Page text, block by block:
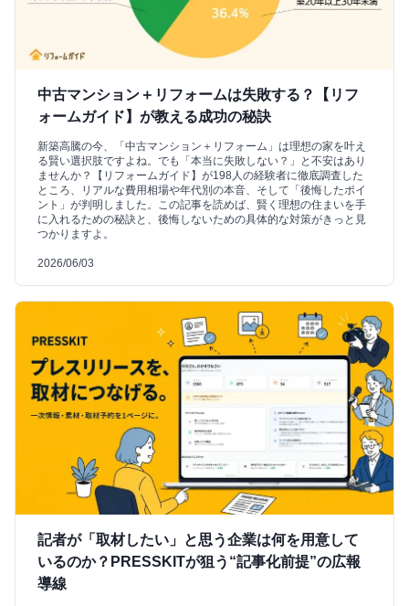
中古マンション＋リフォームは失敗する？【リフ
ォームガイド】が教える成功の秘訣
新築高騰の今、「中古マンション＋リフォーム」は理想の家を叶え
る賢い選択肢ですよね。でも「本当に失敗しない？」と不安はあり
ませんか？【リフォームガイド】が198人の経験者に徹底調査した
ところ、リアルな費用相場や年代別の本音、そして「後悔したポイ
ント」が判明しました。この記事を読めば、賢く理想の住まいを手
に入れるための秘訣と、後悔しないための具体的な対策がきっと見
つかりますよ。
2026/06/03
記者が「取材したい」と思う企業は何を用意して
いるのか？PRESSKITが狙う“記事化前提”の広報
導線